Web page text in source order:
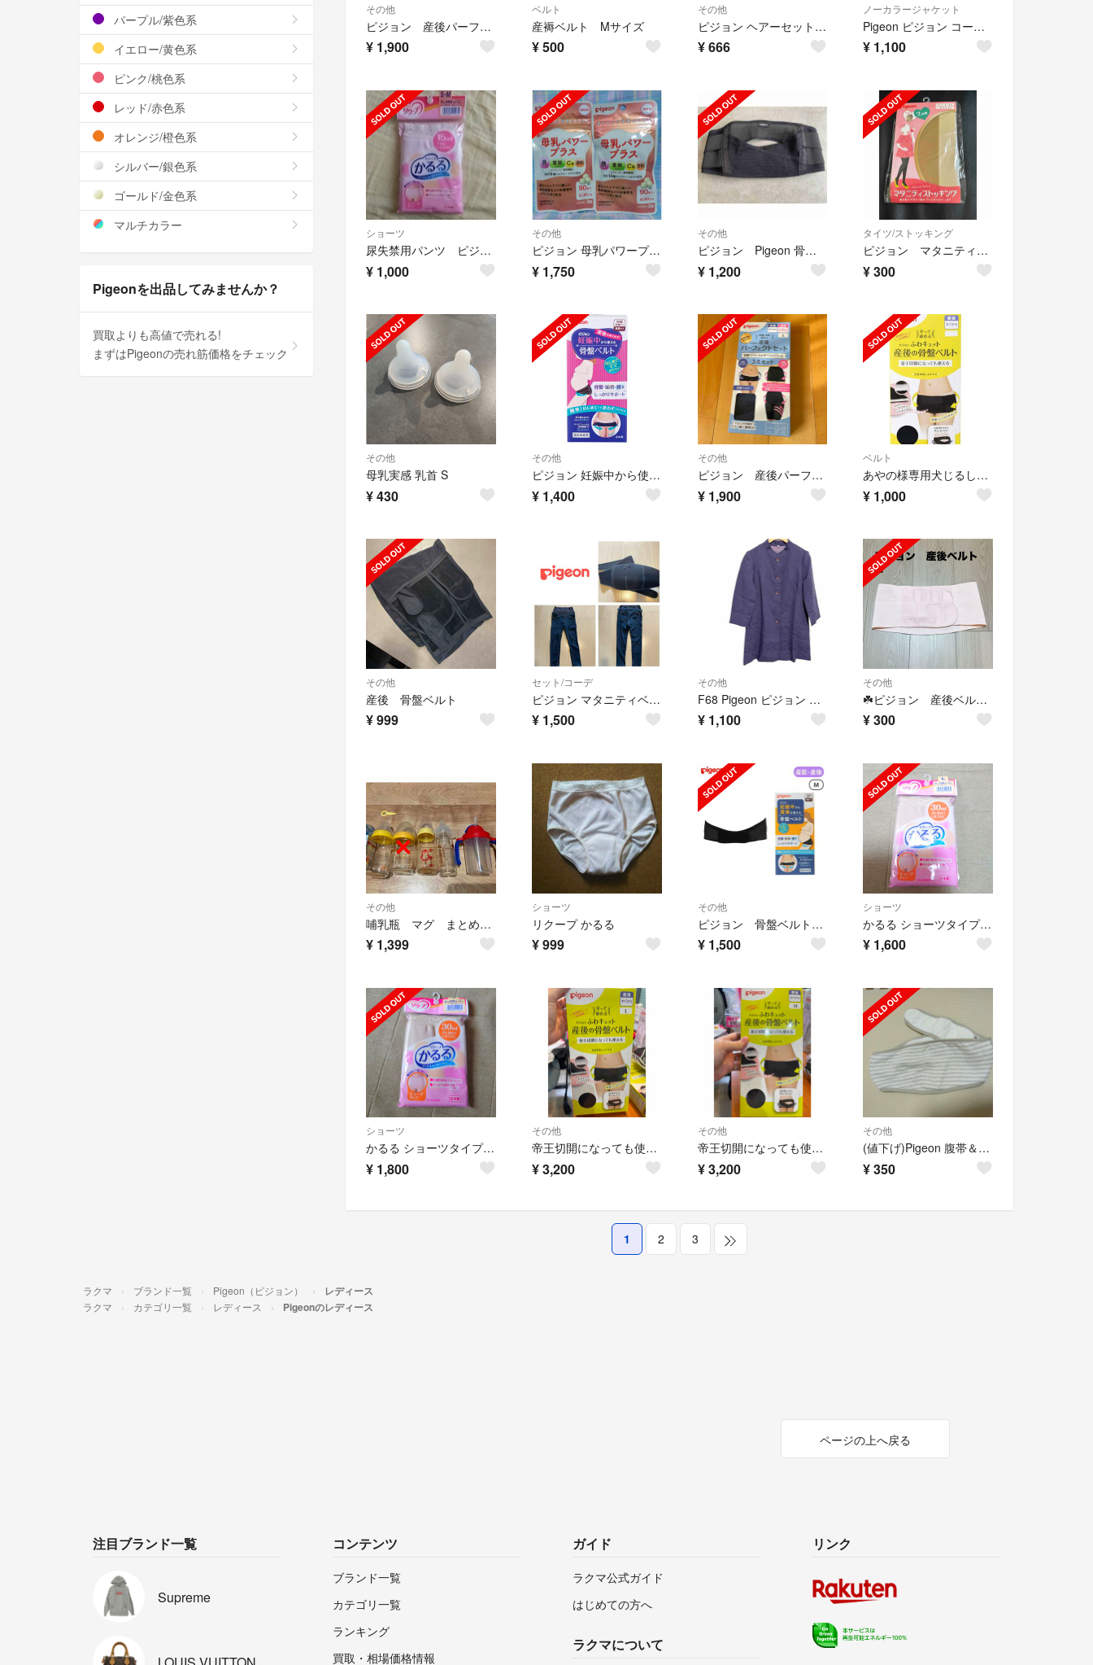
その他
ピジョン 産後パーフェクトセットL 一部未使用
¥ 1,900
ベルト
産褥ベルト Mサイズ
¥500
その他
ピジョン ヘアーセット 新品未使用
¥666
ノーカラージャケット
Pigeon ピジョン コート 13 パープル系 F68
¥ 1,100
ショーツ
尿失禁用パンツ ピジョンかるる Mサイズ ピンク 1枚
¥ 1,000
その他
ピジョン 母乳パワープラス 錠剤(90粒入)
¥ 1,750
その他
ピジョン Pigeon 骨盤ベルト
¥ 1,200
タイツ/ストッキング
ピジョン マタニティストッキング L〜LL1足
¥300
その他
母乳実感 乳首 S
¥430
その他
ピジョン 妊娠中から使える骨盤ベルト サイズL
¥ 1,400
その他
ピジョン 産後パーフェクトセットL 一部未使用
¥ 1,900
ベルト
あやの様専用犬じるし産後骨盤ベルト
¥ 1,000
その他
産後 骨盤ベルト
¥999
セット/コーデ
ピジョン マタニティベルト マタニティジーンズセット
¥ 1,500
その他
F68 Pigeon ピジョン コート 13 パープル系
¥ 1,100
その他
☘️ピジョン 産後ベルト L 産褥ベルト 産じょくベルト Pigeon
¥300
その他
哺乳瓶 マグ まとめ売り ピジョン 母乳実感
¥ 1,399
ショーツ
リクープ かるる
¥999
その他
ピジョン 骨盤ベルトMサイズ
¥ 1,500
ショーツ
かるる ショーツタイプ 30cc L ベージュ
¥ 1,600
ショーツ
かるる ショーツタイプ 30cc L ベージュ
¥ 1,800
その他
帝王切開になっても使える骨盤ケア 守って締める ふわキュット産後の骨盤ベルト
¥3,200
その他
帝王切開になっても使える骨盤ケア 守って締める ふわキュット産後の骨盤ベルト
¥3,200
その他
(値下げ)Pigeon 腹帯＆腹巻 M〜Lサイズ
¥350
1 2 3
パープル/紫色系
イエロー/黄色系
ピンク/桃色系
レッド/赤色系
オレンジ/橙色系
シルバー/銀色系
ゴールド/金色系
マルチカラー
Pigeonを出品してみませんか？
買取よりも高値で売れる!
まずはPigeonの売れ筋価格をチェック
ラクマ ブランド一覧 Pigeon（ピジョン） レディース
ラクマ カテゴリ一覧 レディース Pigeonのレディース
ページの上へ戻る
注目ブランド一覧
Supreme
コンテンツ
ブランド一覧
カテゴリ一覧
ランキング
買取・相場価格情報
ガイド
ラクマ公式ガイド
はじめての方へ
ラクマについて
リンク